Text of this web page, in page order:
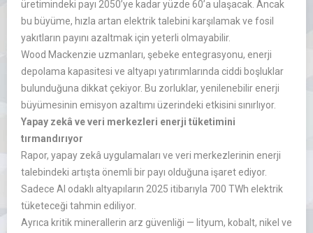
üretimindeki payı 2050’ye kadar yüzde 60’a ulaşacak. Ancak
bu büyüme, hızla artan elektrik talebini karşılamak ve fosil
yakıtların payını azaltmak için yeterli olmayabilir.
Wood Mackenzie uzmanları, şebeke entegrasyonu, enerji
depolama kapasitesi ve altyapı yatırımlarında ciddi boşluklar
bulunduğuna dikkat çekiyor. Bu zorluklar, yenilenebilir enerji
büyümesinin emisyon azaltımı üzerindeki etkisini sınırlıyor.
Yapay zekâ ve veri merkezleri enerji tüketimini
tırmandırıyor
Rapor, yapay zekâ uygulamaları ve veri merkezlerinin enerji
talebindeki artışta önemli bir payı olduğuna işaret ediyor.
Sadece AI odaklı altyapıların 2025 itibarıyla 700 TWh elektrik
tüketeceği tahmin ediliyor.
Ayrıca kritik minerallerin arz güvenliği — lityum, kobalt, nikel ve